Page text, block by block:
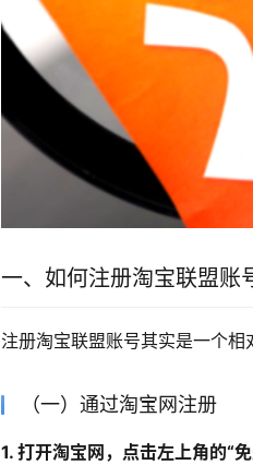
一、如何注册淘宝联盟账
注册淘宝联盟账号其实是一个相
（一）通过淘宝网注册
1. 打开淘宝网，点击左上角的“